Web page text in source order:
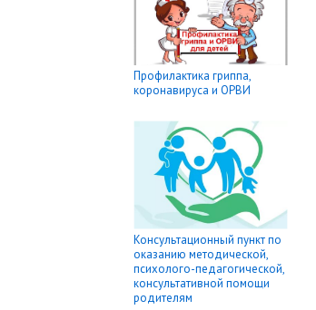
Профилактика гриппа,
коронавируса и ОРВИ
Консультационный пункт по
оказанию методической,
психолого-педагогической,
консультативной помощи
родителям